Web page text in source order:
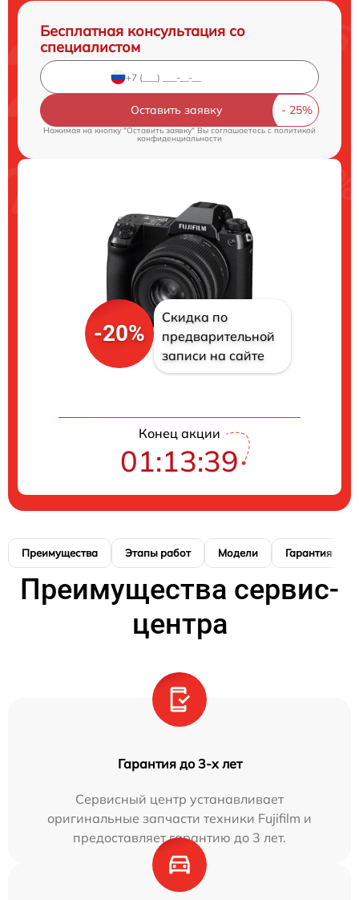
Бесплатная консультация со
специалистом
Оставить заявку
Нажимая на кнопку "Оставить заявку" Вы соглашаетесь c политикой
конфиденциальности
-20%
Скидка по
предварительной
записи на сайте
Конец акции
01:13:38
Преимущества Этапы работ Модели Гарантия
Преимущества сервис-
центра
Гарантия до 3-х лет
Сервисный центр устанавливает
оригинальные запчасти техники Fujifilm и
предоставляет гарантию до 3 лет.